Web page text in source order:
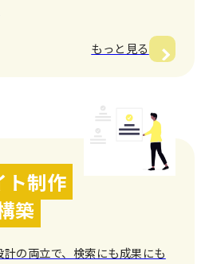
もっと見る
ト制作
築
の両立で、検索にも成果にも